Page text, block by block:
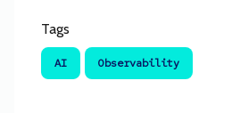
Tags
AI Observability